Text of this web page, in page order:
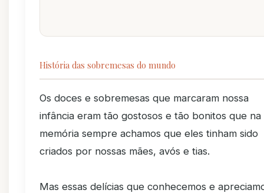
História das sobremesas do mundo
Os doces e sobremesas que marcaram nossa
infância eram tão gostosos e tão bonitos que na
memória sempre achamos que eles tinham sido
criados por nossas mães, avós e tias.
Mas essas delícias que conhecemos e